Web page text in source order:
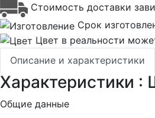
Стоимость доставки
Срок
Цвет в реальности
Описание и характеристики
Характеристики
Общие данные